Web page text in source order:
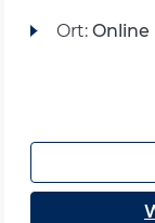
Ort: Online